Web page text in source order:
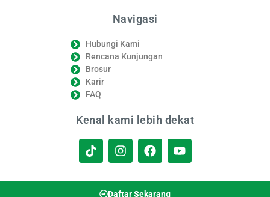
Navigasi
Hubungi Kami
Rencana Kunjungan
Brosur
Karir
FAQ
Kenal kami lebih dekat
Daftar Sekarang